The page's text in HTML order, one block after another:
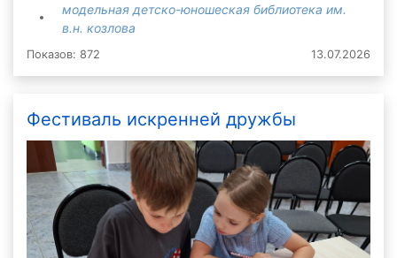
модельная детско-юношеская библиотека им.
в.н. козлова
Показов: 872 13.07.2026
Фестиваль искренней дружбы